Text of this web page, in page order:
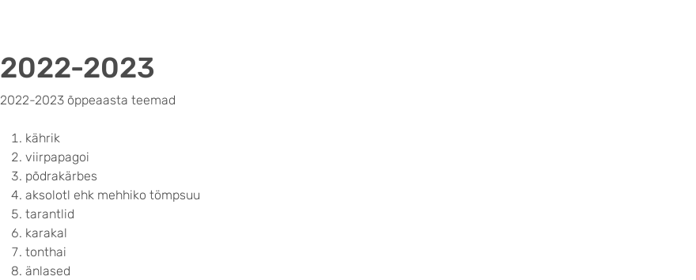
2022-2023
2022-2023 õppeaasta teemad
kährik
viirpapagoi
põdrakärbes
aksolotl ehk mehhiko tömpsuu
tarantlid
karakal
tonthai
änlased